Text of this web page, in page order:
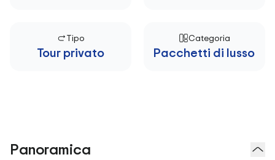
Tipo
Tour privato
Categoria
Pacchetti di lusso
Panoramica